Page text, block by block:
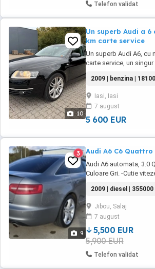
Telefon validat
10
Un superb Audi a 6
km carte service
Un superb Audi A6, cu
carte service, un
mecanic si vizual.
centrimetri cubi,
de discuriin numar de
optiuni: 1. dublu
2009 | benzina |
Iasi, Iasi
7 august
5 600 EUR
9
3 Audi A6 C6 Quattro
Audi A6 automata, 3.0
Culoare Gri. -Cutie
lumina si ploaie. -
ușor R18,cu cauciucuri
un set de jante pe 17. -
electrice cu memorii pt
2009 | diesel |
Jibou, Salaj
7 august
5,500 EUR
5,900 EUR
Telefon validat